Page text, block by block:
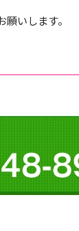
いします。